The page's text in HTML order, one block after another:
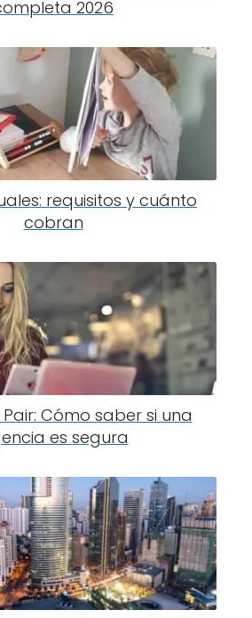
2026
requisitos y cuánto
cobran
Cómo saber si una
es segura